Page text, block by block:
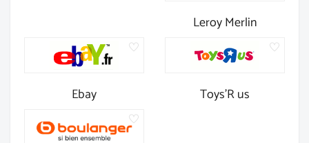
Leroy Merlin
Ebay Toys'R us